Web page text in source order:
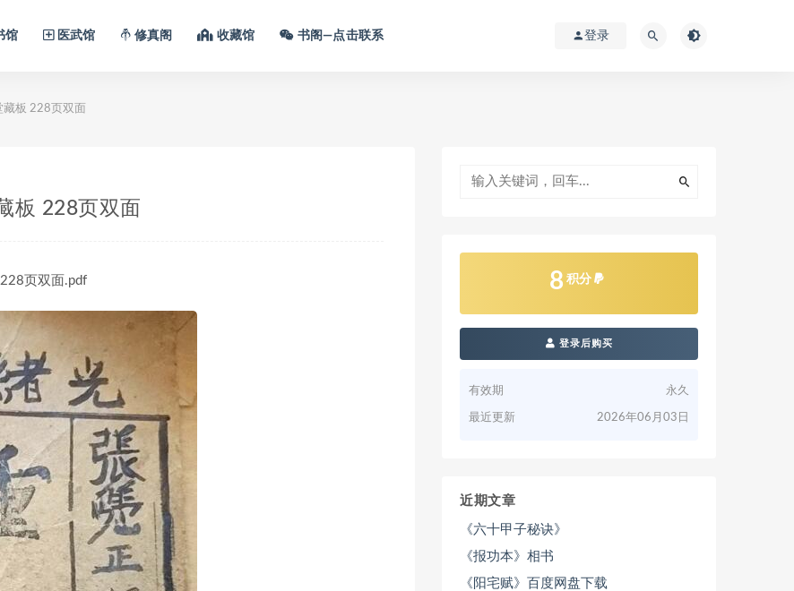
馆 医武馆 修真阁 收藏馆 书阁—点击联系 登录
藏板 228页双面
板 228页双面
页双面.pdf 8 积分
登录后购买
有效期 永久
最近更新 2026年06月03日
近期文章
《六十甲子秘诀》
《报功本》相书
《阳宅赋》百度网盘下载